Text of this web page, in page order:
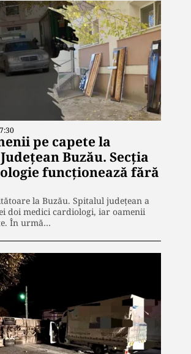
pe capete la
Buzău. Secția
funcționează fără
la Buzău. Spitalul județean a
doi medici cardiologi, iar oamenii
În urmă…